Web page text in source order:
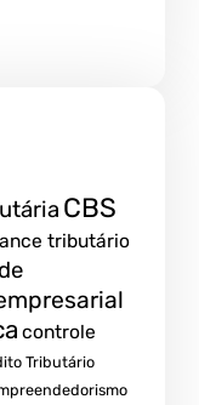
CBS
tributário
controle
Tributário